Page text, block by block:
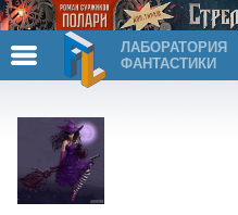
ЛАБОРАТОРИЯ
ФАНТАСТИКИ